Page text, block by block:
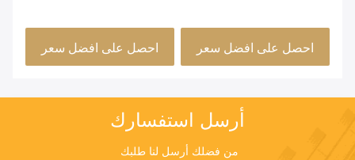
احصل على افضل سعر احصل على افضل سعر
أرسل استفسارك